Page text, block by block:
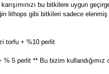
bu bitkilere uygun
lithops gibi bitkileri sadece
torfu + %10 perlit
5 perlit ** Bu bizim